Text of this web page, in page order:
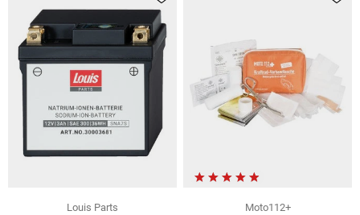
Louis Parts
Moto112+